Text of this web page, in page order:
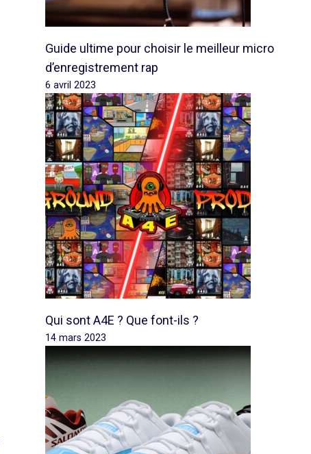
Guide ultime pour choisir le meilleur micro
d’enregistrement rap
6 avril 2023
Qui sont A4E ? Que font-ils ?
14 mars 2023